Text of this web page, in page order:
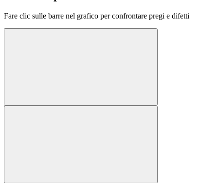
Fare clic sulle barre nel grafico per confrontare pregi e difetti